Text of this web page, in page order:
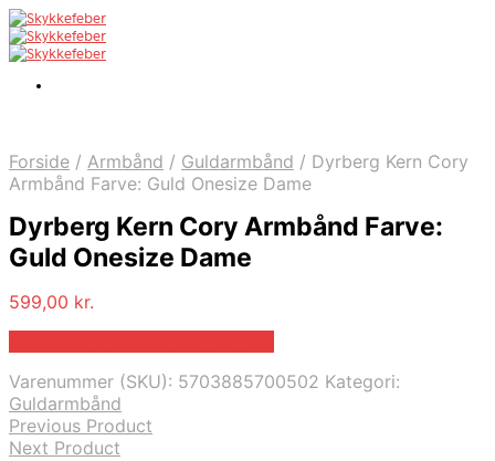
Forside / Armbånd / Guldarmbånd / Dyrberg Kern Cory
Armbånd Farve: Guld Onesize Dame
Dyrberg Kern Cory Armbånd Farve:
Guld Onesize Dame
599,00 kr.
Varenummer (SKU): 5703885700502 Kategori:
Guldarmbånd
Previous Product
Next Product